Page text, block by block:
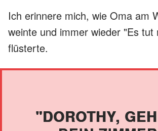
Ich erinnere mich, wie Oma am
weinte und immer wieder "Es tut
flüsterte.
"DOROTHY,